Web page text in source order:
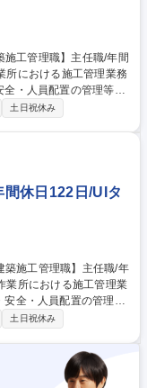
・人員配置の管理等、
ます。他にも後輩育成
施工の案件も安定的に
資格手当充実】資格取
サポートする教育制度
プを応援いたします 変
土日祝休み
間休日122日/UIタ
全・人員配置の管理
せします。他にも後輩
規模案件に最上流で関
ント施工の案件も安定
。 【資格手当充実】資
土日祝休み